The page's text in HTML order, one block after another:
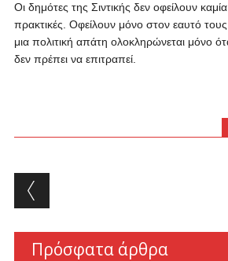
Οι δημότες της Σιντικής δεν οφείλουν
πρακτικές. Οφείλουν μόνο στον εαυτό τους
μια πολιτική απάτη ολοκληρώνεται μόνο
δεν πρέπει να επιτραπεί.
Post navigation
Πρόσφατα άρθρα